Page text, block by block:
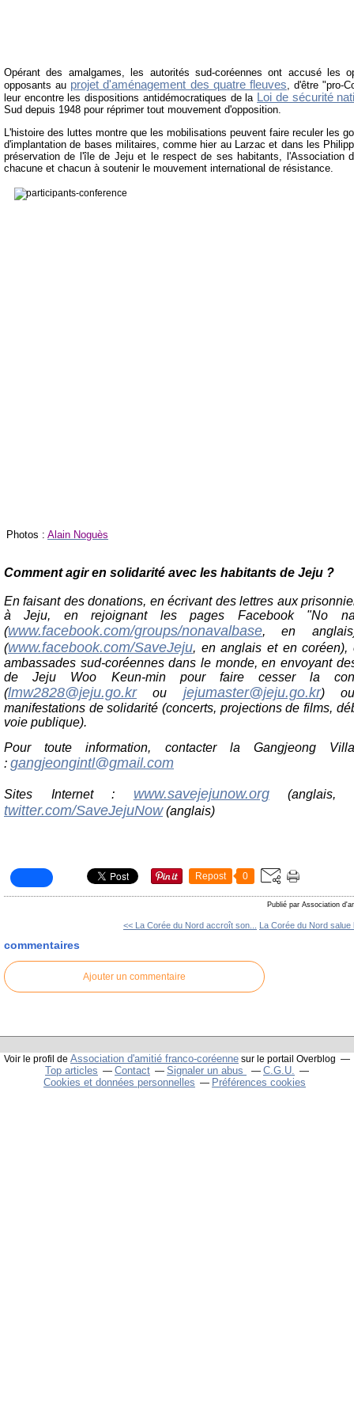
Opérant des amalgames, les autorités sud-coréennes ont accusé les
opposants au projet d'aménagement des quatre fleuves , d'être "pro-
leur encontre les dispositions antidémocratiques de la Loi de sécurité
Sud depuis 1948 pour réprimer tout mouvement d'opposition.
L'histoire des luttes montre que les mobilisations peuvent faire reculer les
d'implantation de bases militaires, comme hier au Larzac et dans les
préservation de l'île de Jeju et le respect de ses habitants, l'Association
chacune et chacun à soutenir le mouvement international de résistance.
Photos : Alain Noguès
Comment agir en solidarité avec les habitants de Jeju ?
En faisant des donations, en écrivant des lettres aux
à Jeju, en rejoignant les pages Facebook "No
(www.facebook.com/groups/nonavalbase, en
(www.facebook.com/SaveJeju, en anglais et en coréen),
ambassades sud-coréennes dans le monde, en envoyant
de Jeju Woo Keun-min pour faire cesser la
(lmw2828@jeju.go.krou jejumaster@jeju.go.kr)
manifestations de solidarité (concerts, projections de films,
voie publique).
Pour toute information, contacter la Gangjeong
: gangjeongintl@gmail.com
Sites Internet : www.savejejunow.org(anglais,
twitter.com/SaveJejuNow(anglais)
Repost 0
Publié par Association
<< La Corée du Nord accroît son... La Corée du Nord salue
commentaires
Ajouter un commentaire
Voir le profil de Association d'amitié franco-coréenne sur le portail Overblog
Top articles Contact Signaler un abus
C.G.U.
Cookies et données personnelles
Préférences cookies